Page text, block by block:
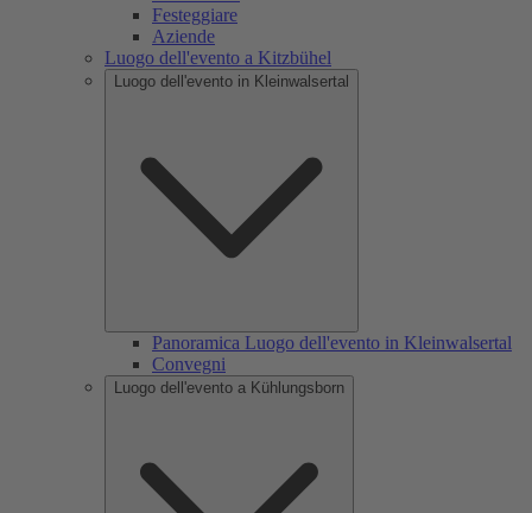
Festeggiare
Aziende
Luogo dell'evento a Kitzbühel
Luogo dell'evento in Kleinwalsertal
Panoramica Luogo dell'evento in Kleinwalsertal
Convegni
Luogo dell'evento a Kühlungsborn